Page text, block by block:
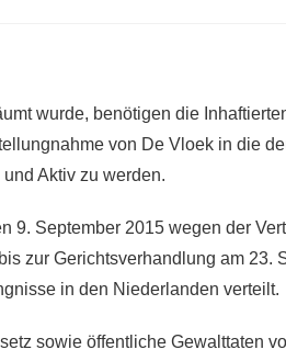
wurde, benötigen die
von De Vloek in die
Aktiv zu werden.
9. September 2015 wegen der
zur Gerichtsverhandlung am 23.
in den Niederlanden verteilt.
sowie öffentliche Gewalttaten